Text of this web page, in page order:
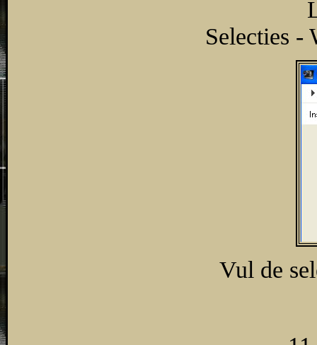
Selecties -
Vul de